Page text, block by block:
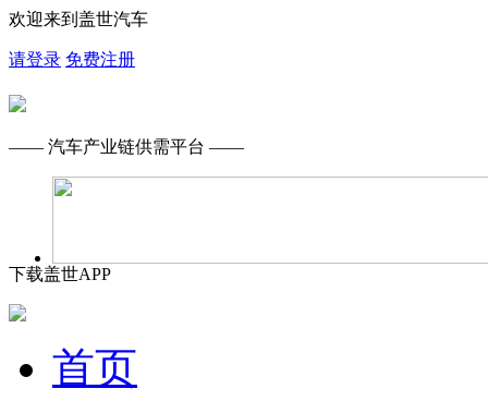
欢迎来到盖世汽车
请登录 免费注册
—— 汽车产业链供需平台 ——
下载盖世APP
首页